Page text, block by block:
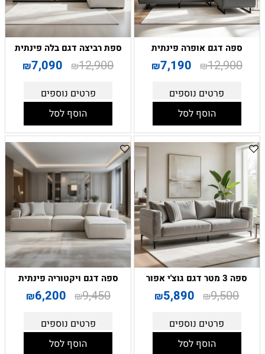
ספה דגם אופרה פינתית
₪12,900
₪7,190
פרטים נוספים
הוסף לסל
ספת רביצה דגם בלה פינתית
₪12,900
₪7,090
פרטים נוספים
הוסף לסל
ספה 3 מטר דגם גוצ'י אפור
₪9,500
₪5,890
פרטים נוספים
הוסף לסל
ספה דגם ויקטוריה פינתית
₪9,450
₪6,200
פרטים נוספים
הוסף לסל